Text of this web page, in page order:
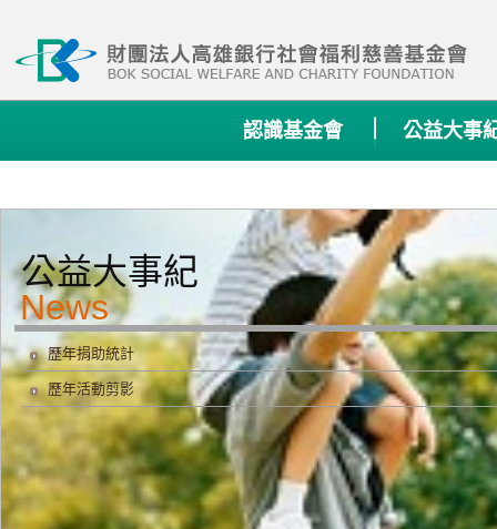
認識基金會 公益大事
公益大事紀
歷年捐助統計
歷年活動剪影